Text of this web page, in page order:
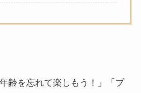
年齢を忘れて楽しもう！」「プ